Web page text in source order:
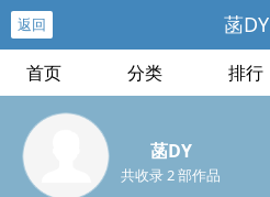
返回 菡DY
首页 分类 排行
菡DY
共收录 2 部作品